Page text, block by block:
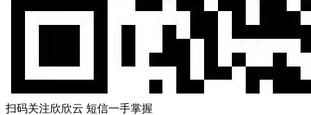
扫码关注欣欣云 短信一手掌握